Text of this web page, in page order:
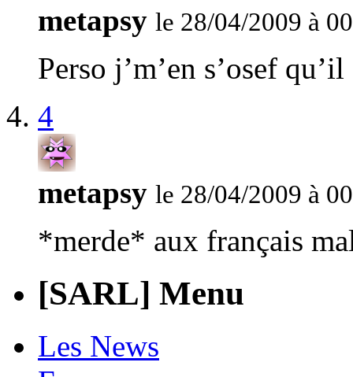
metapsy le 28/04/2009 à
Perso j’m’en s’osef qu’il
4
metapsy le 28/04/2009 à
*merde* aux français
[SARL] Menu
Les News